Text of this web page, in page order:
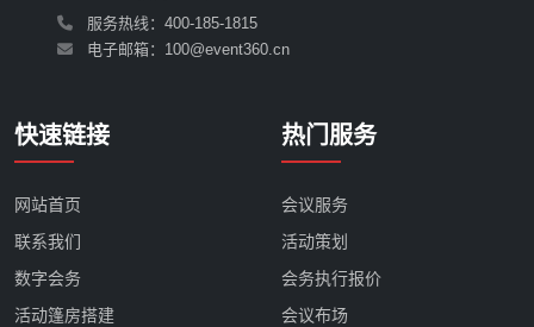
服务热线： 400-185-1815
电子邮箱：100@event360.cn
快速链接
网站首页
联系我们
数字会务
活动篷房搭建
热门服务
会议服务
活动策划
会务执行报价
会议布场